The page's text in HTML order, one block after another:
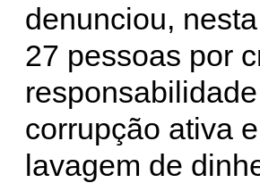
denunciou,
27 pessoas por
corrupção ativa
lavagem de